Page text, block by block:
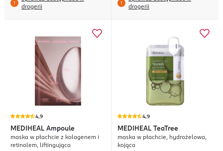
drogerii
drogerii
4,9
MEDIHEAL Ampoule
maska w płachcie z kolagenem i
retinolem, liftingująca
4,9
MEDIHEAL TeaTree
maska w płachcie, hydrożelowa,
kojąca